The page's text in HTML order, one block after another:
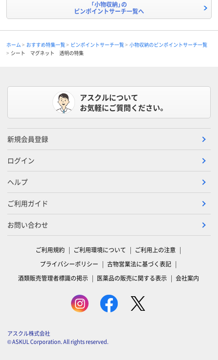
「小物収納」の
ピンポイントサーチ一覧へ
ホーム おすすめ特集一覧 ピンポイントサーチ一覧
小物収納のピンポイントサーチ一覧
シート マグネット 透明の特集
アスクルについて
お気軽にご質問ください。
新規会員登録
ログイン
ヘルプ
ご利用ガイド
お問い合わせ
ご利用規約 ご利用環境について
ご利用上の注意
プライバシーポリシー
古物営業法に基づく表記
酒類販売管理者標識の掲示
医薬品の販売に関する表示 会社案内
アスクル株式会社
© ASKUL Corporation. All rights reserved.